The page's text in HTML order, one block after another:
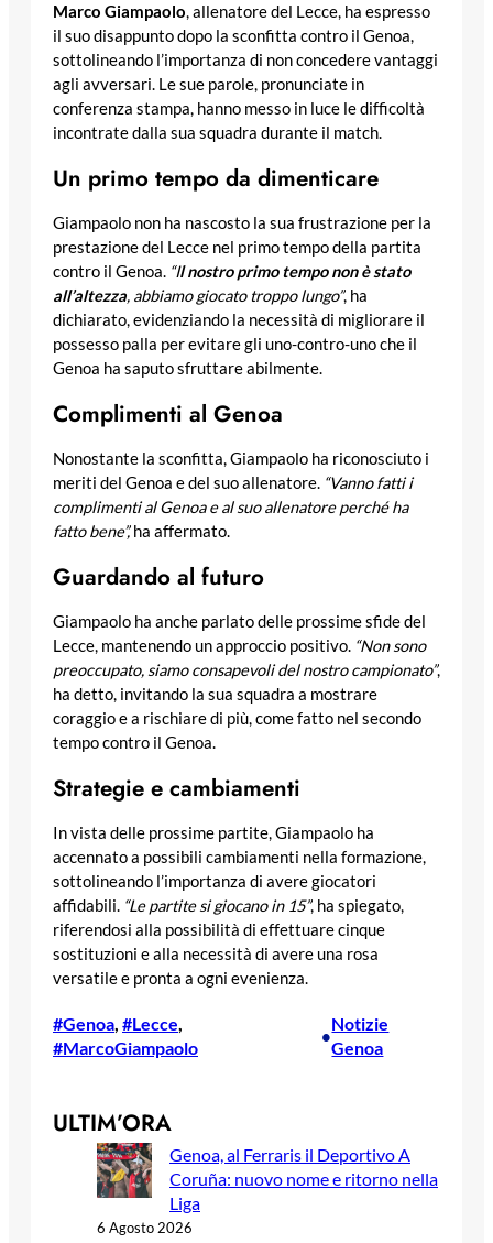
Marco Giampaolo, allenatore del Lecce, ha espresso
il suo disappunto dopo la sconfitta contro il Genoa,
sottolineando l’importanza di non concedere vantaggi
agli avversari. Le sue parole, pronunciate in
conferenza stampa, hanno messo in luce le difficoltà
incontrate dalla sua squadra durante il match.
Un primo tempo da dimenticare
Giampaolo non ha nascosto la sua frustrazione per la
prestazione del Lecce nel primo tempo della partita
contro il Genoa. “Il nostro primo tempo non è stato
all’altezza, abbiamo giocato troppo lungo”, ha
dichiarato, evidenziando la necessità di migliorare il
possesso palla per evitare gli uno-contro-uno che il
Genoa ha saputo sfruttare abilmente.
Complimenti al Genoa
Nonostante la sconfitta, Giampaolo ha riconosciuto i
meriti del Genoa e del suo allenatore. “Vanno fatti i
complimenti al Genoa e al suo allenatore perché ha
fatto bene”,ha affermato.
Guardando al futuro
Giampaolo ha anche parlato delle prossime sfide del
Lecce, mantenendo un approccio positivo. “Non sono
preoccupato, siamo consapevoli del nostro campionato”,
ha detto, invitando la sua squadra a mostrare
coraggio e a rischiare di più, come fatto nel secondo
tempo contro il Genoa.
Strategie e cambiamenti
In vista delle prossime partite, Giampaolo ha
accennato a possibili cambiamenti nella formazione,
sottolineando l’importanza di avere giocatori
affidabili. “Le partite si giocano in 15”, ha spiegato,
riferendosi alla possibilità di effettuare cinque
sostituzioni e alla necessità di avere una rosa
versatile e pronta a ogni evenienza.
#Genoa #Lecce
#MarcoGiampaolo
•
Notizie
Genoa
ULTIM’ORA
Genoa, al Ferraris il Deportivo A
Coruña: nuovo nome e ritorno nella
Liga
6 Agosto 2026